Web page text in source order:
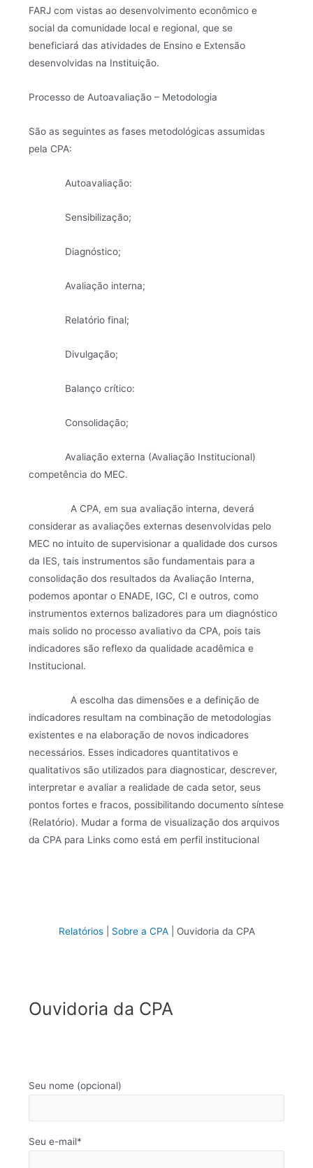
FARJ com vistas ao desenvolvimento econômico e
social da comunidade local e regional, que se
beneficiará das atividades de Ensino e Extensão
desenvolvidas na Instituição.
Processo de Autoavaliação – Metodologia
São as seguintes as fases metodológicas assumidas
pela CPA:
Autoavaliação:
Sensibilização;
Diagnóstico;
Avaliação interna;
Relatório final;
Divulgação;
Balanço crítico:
Consolidação;
Avaliação externa (Avaliação Institucional)
competência do MEC.
A CPA, em sua avaliação interna, deverá
considerar as avaliações externas desenvolvidas pelo
MEC no intuito de supervisionar a qualidade dos cursos
da IES, tais instrumentos são fundamentais para a
consolidação dos resultados da Avaliação Interna,
podemos apontar o ENADE, IGC, CI e outros, como
instrumentos externos balizadores para um diagnóstico
mais solido no processo avaliativo da CPA, pois tais
indicadores são reflexo da qualidade acadêmica e
Institucional.
A escolha das dimensões e a definição de
indicadores resultam na combinação de metodologias
existentes e na elaboração de novos indicadores
necessários. Esses indicadores quantitativos e
qualitativos são utilizados para diagnosticar, descrever,
interpretar e avaliar a realidade de cada setor, seus
pontos fortes e fracos, possibilitando documento síntese
(Relatório). Mudar a forma de visualização dos arquivos
da CPA para Links como está em perfil institucional
Relatórios| Sobre a CPA| Ouvidoria da CPA
Ouvidoria da CPA
Seu nome (opcional)
Seu e-mail*